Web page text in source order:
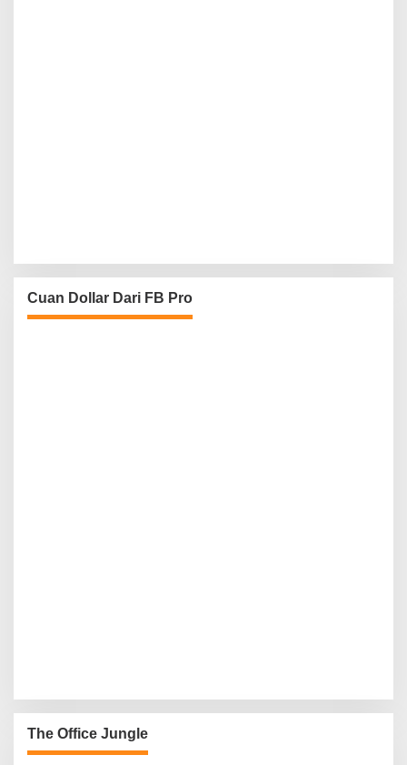
Cuan Dollar Dari FB Pro
The Office Jungle